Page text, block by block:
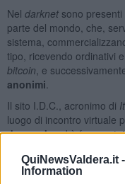
QuiNewsValdera.it -
Information
Nel darknetsono presenti
parte del mondo, che,
sistema,
tipo, ricevendo ordinativi
bitcoin , e
anonimi
Il sito I.D.C., acronimo di
luogo di incontro virtuale
deepweb, ed è
emersa anche una
contraffatti,denaro falso